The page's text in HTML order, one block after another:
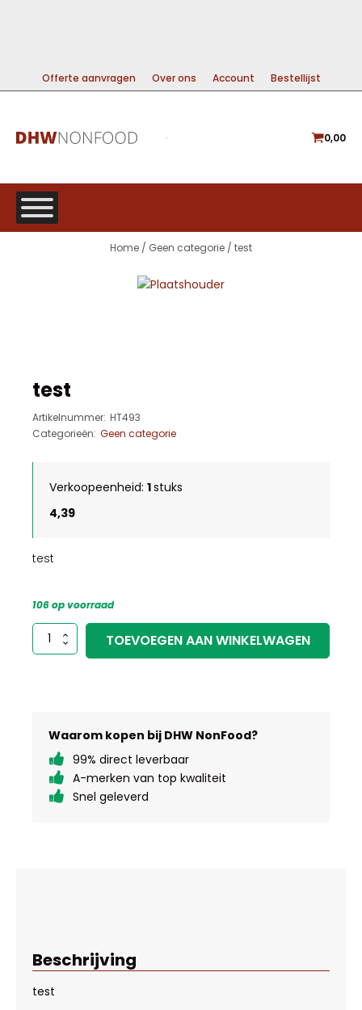
Offerte aanvragen Over ons Account Bestellijst
0,00
Home / Geen categorie / test
test
Artikelnummer: HT493
Categorieën: Geen categorie
Verkoopeenheid: 1stuks
4,39
test
106 op voorraad
test
aantal
TOEVOEGEN AAN WINKELWAGEN
Waarom kopen bij DHW NonFood?
99% direct leverbaar
A-merken van top kwaliteit
Snel geleverd
Beschrijving
test